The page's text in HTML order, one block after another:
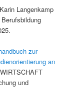
Langenkamp
zur
an
und